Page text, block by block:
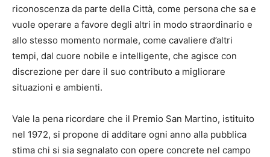
riconoscenza da parte della Città, come persona che sa e
vuole operare a favore degli altri in modo straordinario e
allo stesso momento normale, come cavaliere d’altri
tempi, dal cuore nobile e intelligente, che agisce con
discrezione per dare il suo contributo a migliorare
situazioni e ambienti.
Vale la pena ricordare che il Premio San Martino, istituito
nel 1972, si propone di additare ogni anno alla pubblica
stima chi si sia segnalato con opere concrete nel campo